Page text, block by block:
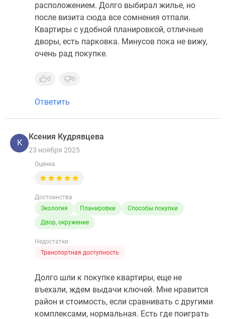
расположением. Долго выбирал жилье, но
после визита сюда все сомнения отпали.
Квартиры с удобной планировкой, отличные
дворы, есть парковка. Минусов пока не вижу,
очень рад покупке.
0 0
Ответить
К
Ксения Кудрявцева
23 ноября 2025
Оценка
Достоинства
Экология
Планировки
Способы покупки
Двор, окружение
Недостатки
Транспортная доступность
Долго шли к покупке квартиры, еще не
въехали, ждем выдачи ключей. Мне нравится
район и стоимость, если сравнивать с другими
комплексами, нормальная. Есть где поиграть